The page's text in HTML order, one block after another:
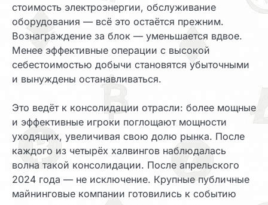
стоимость электроэнергии, обслуживание
оборудования — всё это остаётся прежним.
Вознаграждение за блок — уменьшается вдвое.
Менее эффективные операции с высокой
себестоимостью добычи становятся убыточными
и вынуждены останавливаться.
Это ведёт к консолидации отрасли: более мощные
и эффективные игроки поглощают мощности
уходящих, увеличивая свою долю рынка. После
каждого из четырёх халвингов наблюдалась
волна такой консолидации. После апрельского
2024 года — не исключение. Крупные публичные
майнинговые компании готовились к событию